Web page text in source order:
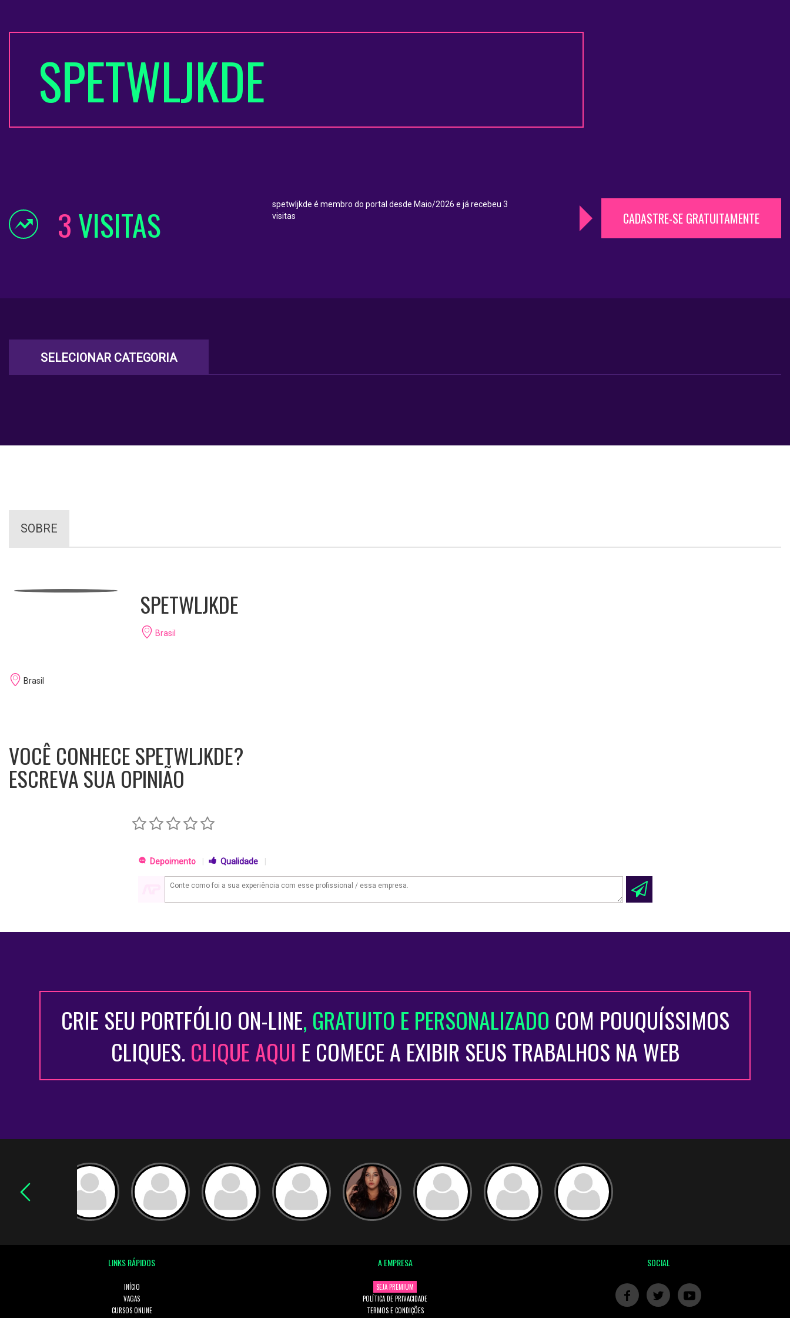
SPETWLJKDE
3VISITAS
spetwljkde é membro do portal desde Maio/2026 e já recebeu 3
visitas
CADASTRE-SE GRATUITAMENTE
SELECIONAR CATEGORIA
SOBRE
SPETWLJKDE
Brasil
Brasil
VOCÊ CONHECE SPETWLJKDE?
ESCREVA SUA OPINIÃO
Depoimento | Qualidade |
CRIE SEU PORTFÓLIO ON-LINE, GRATUITO E PERSONALIZADO COM POUQUÍSSIMOS
CLIQUES. CLIQUE AQUI E COMECE A EXIBIR SEUS TRABALHOS NA WEB
LINKS RÁPIDOS
INÍCIO
VAGAS
CURSOS ONLINE
A EMPRESA
SEJA PREMIUM
POLÍTICA DE PRIVACIDADE
TERMOS E CONDIÇÕES
SOCIAL